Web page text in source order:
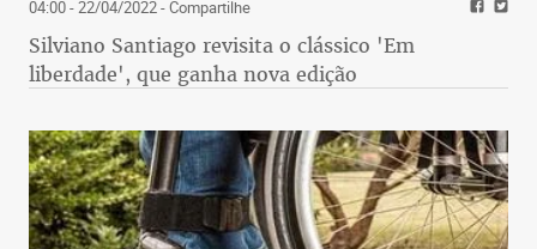
04:00 - 22/04/2022- Compartilhe
Silviano Santiago revisita o clássico 'Em
liberdade', que ganha nova edição